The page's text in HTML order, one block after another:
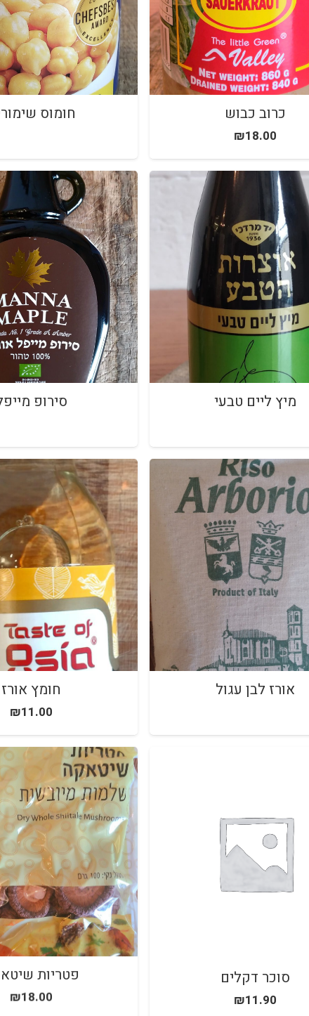
כרוב כבוש
₪18.00
חומוס
מיץ ליים טבעי סירופ
אורז לבן עגול חומץ אורז
₪11.00
סוכר דקלים
₪11.90
פטריות
₪18.00